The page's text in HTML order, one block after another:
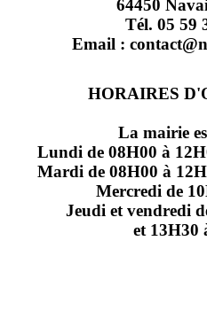
64450
Tél. 05 59
Email :
HORAIRES
La mairie
Lundi de 08H00 à
Mardi de 08H00 à
Mercredi de
Jeudi et vendredi
et 13H30